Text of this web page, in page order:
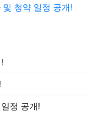
청약 일정 공개!
정 공개!